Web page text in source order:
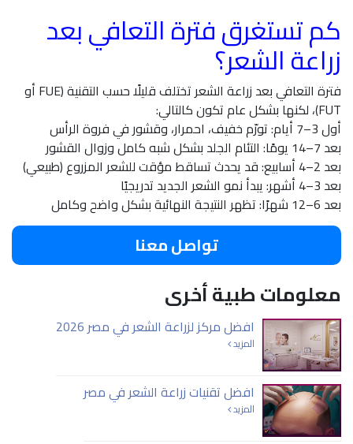
كم تستغرق فترة التعافي بعد
زراعة الشعر؟
فترة التعافي بعد زراعة الشعر تختلف قليلًا حسب التقنية (FUE أو
FUT)، لكنها بشكل عام تكون كالتالي:
أول 3–7 أيام: تورّم خفيف، احمرار، وقشور في فروة الرأس
بعد 7–14 يومًا: التئام الجلد بشكل شبه كامل وزوال القشور
بعد 2–4 أسابيع: قد يحدث تساقط مؤقت للشعر المزروع (طبيعي)
بعد 3–4 أشهر: يبدأ نمو الشعر الجديد تدريجيًا
بعد 6–12 شهرًا: تظهر النتيجة النهائية بشكل واضح وكامل
تواصل معنا
معلومات طبية أخرى
افضل مركز لزراعة الشعر في مصر 2026
المزيد
افضل تقنيات زراعة الشعر في مصر
المزيد